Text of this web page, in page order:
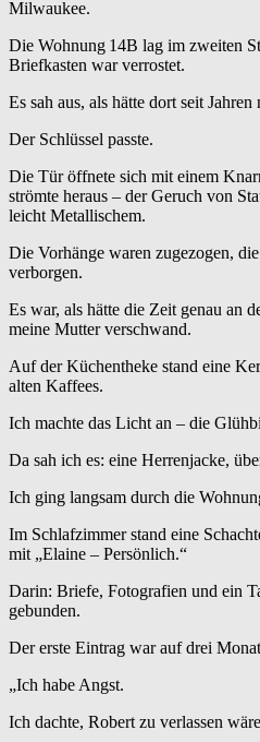
Milwaukee.
Die Wohnung 14B lag im zweiten
Briefkasten war verrostet.
Es sah aus, als hätte dort seit
Der Schlüssel passte.
Die Tür öffnete sich mit einem
strömte heraus – der Geruch von
leicht Metallischem.
Die Vorhänge waren zugezogen,
verborgen.
Es war, als hätte die Zeit genau an
meine Mutter verschwand.
Auf der Küchentheke stand eine
alten Kaffees.
Ich machte das Licht an – die
Da sah ich es: eine Herrenjacke,
Ich ging langsam durch die
Im Schlafzimmer stand eine
mit „Elaine – Persönlich.“
Darin: Briefe, Fotografien und ein
gebunden.
Der erste Eintrag war auf drei
„Ich habe Angst.
Ich dachte, Robert zu verlassen